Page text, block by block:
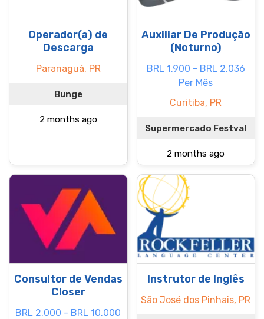
Operador(a) de
Descarga
Paranaguá, PR
Bunge
2 months ago
Auxiliar De Produção
(Noturno)
BRL 1.900 - BRL 2.036
Per Mês
Curitiba, PR
Supermercado Festval
2 months ago
Consultor de Vendas
Closer
BRL 2.000 - BRL 10.000
Instrutor de Inglês
São José dos Pinhais, PR